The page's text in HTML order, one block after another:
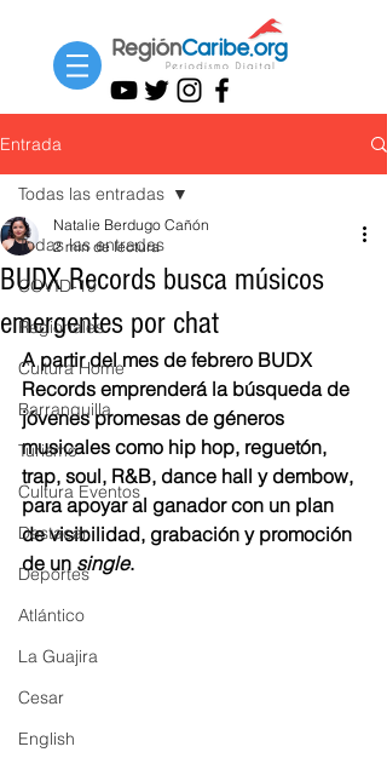
Entrada
Todas las entradas
COVID-19
Regionales
Cultura Home
Barranquilla
Turismo
Cultura Eventos
Destacar
Deportes
Atlántico
La Guajira
Cesar
English
Todas las entradas
BUDX Records busca músicos
emergentes por chat
Natalie Berdugo Cañón
2 min de lectura
A partir del mes de febrero BUDX
Records emprenderá la búsqueda de
jóvenes promesas de géneros
musicales como hip hop, reguetón,
trap, soul, R&B, dance hall y dembow,
para apoyar al ganador con un plan
de visibilidad, grabación y promoción
de un single.